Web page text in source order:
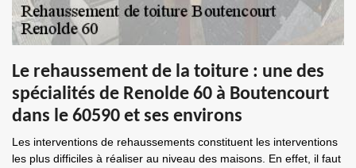
Le rehaussement de la toiture : une des
spécialités de Renolde 60 à Boutencourt
dans le 60590 et ses environs
Les interventions de rehaussements constituent les interventions
les plus difficiles à réaliser au niveau des maisons. En effet, il faut